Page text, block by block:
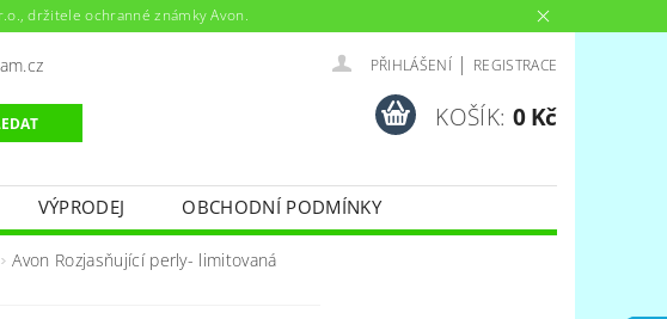
držitele ochranné známky Avon.
PŘIHLÁŠENÍ | REGISTRACE
KOŠÍK: 0 Kč
VÝPRODEJ
OBCHODNÍ PODMÍNKY
Avon Rozjasňující perly- limitovaná